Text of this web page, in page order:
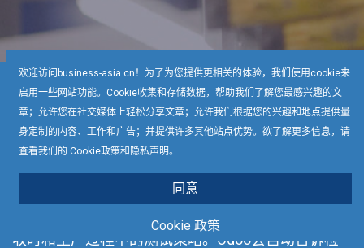
什么是Odoo全程质量管理？
Odoo质量管理将政策、标准和实践规范化并自动
化，以最小的开销提供最高质量的产品。快速轻松地
选择要执行的测试，设置参数以评估结果，并定义接
收时和生产过程中的测试策略。Odoo会自动告诉检
欢迎访问business-asia.cn！为了为您提供更相关的体验，我们使用cookie来
启用一些网站功能。Cookie收集和存储数据，帮助我们了解您最感兴趣的文
章；允许您在社交媒体上轻松分享文章；允许我们根据您的兴趣和地点提供量
身定制的内容、工作和广告；并提供许多其他站点优势。欲了解更多信息，请
查看我们的 Cookie政策和隐私声明。
同意
Cookie 政策